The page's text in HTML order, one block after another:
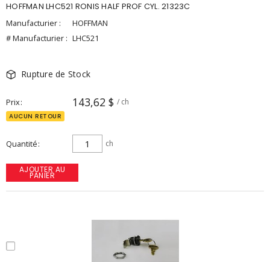
HOFFMAN LHC521 RONIS HALF PROF CYL. 21323C
Manufacturier :
HOFFMAN
# Manufacturier : LHC521
Rupture de Stock
Prix 143,62 $ / ch
AUCUN RETOUR
Quantité ch
AJOUTER AU
PANIER